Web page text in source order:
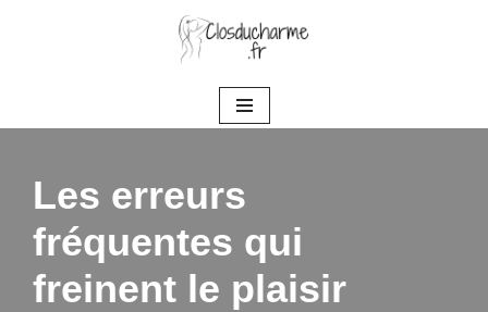
Les erreurs
fréquentes qui
freinent le plaisir